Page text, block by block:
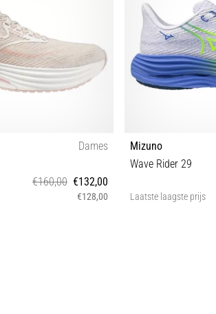
Dames
€160,00 €132,00
€128,00
Mizuno
Wave Rider 29
Laatste laagste prijs